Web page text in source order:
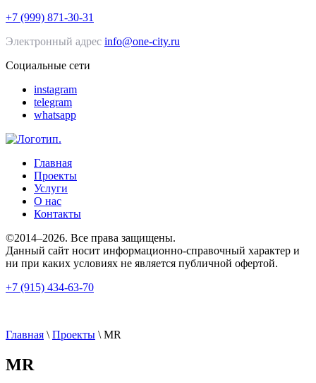
+7 (999) 871-30-31
Электронный адрес info@one-city.ru
Социальные сети
instagram
telegram
whatsapp
Главная
Проекты
Услуги
О нас
Контакты
©2014–2026. Все права защищены.
Данный сайт носит информационно-справочный характер и
ни при каких условиях не является публичной офертой.
+7 (915) 434-63-70
Главная \ Проекты \ MR
MR